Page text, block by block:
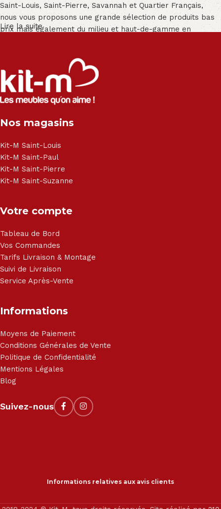
Saint-Louis, Saint-Pierre, Savannah et Quartier Français,
nous vous proposons une grande sélection de produits bas
prix mais également du milieu et haut-de-gamme en
Salon angle - Salon convertible - Salon relax - Canapé -
Canapé lit - Cuisine sur-mesure - Fauteuil - Armoire - Table
et chaise - Meuble de salle de bain - Literie - Lit - Bureau -
Électroménager - Télévision led - Réfrigérateur -
- Matelas - Hifi Hitachi, LG, Sharp, Philips, Bosh, Moulinex,
Haier, Sony, Cecotec, Westpoint, Dyson.
Lire la suite
Nos magasins
Kit-M Saint-Louis
Kit-M Saint-Paul
Kit-M Saint-Pierre
Kit-M Saint-Suzanne
Votre compte
Tableau de Bord
Vos Commandes
Tarifs Livraison & Montage
Suivi de Livraison
Service Après-Vente
Informations
Moyens de Paiement
Conditions Générales de Vente
Politique de Confidentialité
Mentions Légales
Blog
Suivez-nous
Informations relatives aux avis clients